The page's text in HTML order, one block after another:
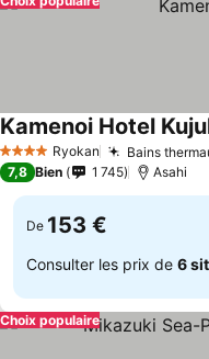
4 Étoiles Ryokan Bains
Kamenoi Hotel
7,8 Bien 1 745 Asahi
De 153 €
Consulter les prix de 6
Choix populaire